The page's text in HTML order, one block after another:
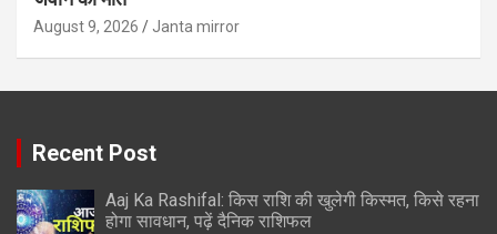
August 9, 2026 Janta mirror
Recent Post
Aaj Ka Rashifal: किस राशि की खुलेगी किस्मत, किसे रहना
होगा सावधान, पढ़ें दैनिक राशिफल